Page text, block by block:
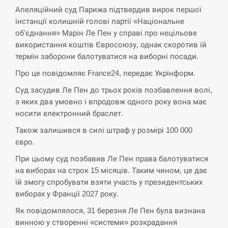
СЕРПЕНЬ
Экс-послу в США Стефанишиной вручили новое
подозрение и избирают меру…
СЕРПЕНЬ
У Росії розгортається ракетний підрозділ КНДР –
Reuters
СЕРПЕНЬ
14:23
хотя у партнеров они…
СЕРПЕНЬ
14:10
У Румунії затоплять чотири баржі для
збільшення потоку води до…
Апеляційний суд Парижа підтвердив вирок першої
інстанції колишній голові партії «Національне
об'єднання» Марін Ле Пен у справі про нецільове
використання коштів Євросоюзу, однак скоротив їй
термін заборони балотуватися на виборні посади.
Про це повідомляє France24, передає Укрінформ.
Суд засудив Ле Пен до трьох років позбавлення волі,
з яких два умовно і впродовж одного року вона має
носити електронний браслет.
Також залишився в силі штраф у розмірі 100 000
євро.
При цьому суд позбавив Ле Пен права балотуватися
на виборах на строк 15 місяців. Таким чином, це дає
їй змогу спробувати взяти участь у президентських
виборах у Франції 2027 року.
Як повідомлялося, 31 березня Ле Пен була визнана
винною у створенні «системи» розкрадання